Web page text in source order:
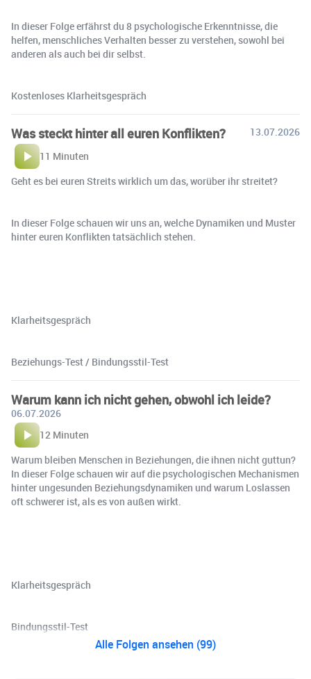
In dieser Folge erfährst du 8 psychologische Erkenntnisse, die
helfen, menschliches Verhalten besser zu verstehen, sowohl bei
anderen als auch bei dir selbst.
Kostenloses Klarheitsgespräch
Was steckt hinter all euren Konflikten?
13.07.2026
11 Minuten
Geht es bei euren Streits wirklich um das, worüber ihr streitet?
In dieser Folge schauen wir uns an, welche Dynamiken und Muster
hinter euren Konflikten tatsächlich stehen.
Klarheitsgespräch
Beziehungs-Test / Bindungsstil-Test
Warum kann ich nicht gehen, obwohl ich leide?
06.07.2026
12 Minuten
Warum bleiben Menschen in Beziehungen, die ihnen nicht guttun?
In dieser Folge schauen wir auf die psychologischen Mechanismen
hinter ungesunden Beziehungsdynamiken und warum Loslassen
oft schwerer ist, als es von außen wirkt.
Klarheitsgespräch
Bindungsstil-Test
Alle Folgen ansehen (99)